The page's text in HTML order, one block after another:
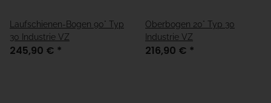
Laufschienen-Bogen 90° Typ
30 Industrie VZ
245,90 € *
Oberbogen 20° Typ 30
Industrie VZ
216,90 € *